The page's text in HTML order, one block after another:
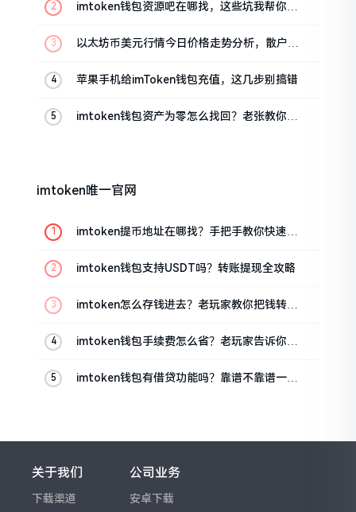
imtoken钱包资源吧在哪找，这些坑我帮你趟
以太坊币美元行情今日价格走势分析，散户如
苹果手机给imToken钱包充值，这几步别搞错
imtoken钱包资产为零怎么找回？老张教你几
imtoken唯一官网
imtoken提币地址在哪找？手把手教你快速查
imtoken钱包支持USDT吗？转账提现全攻略
imtoken怎么存钱进去？老玩家教你把钱转进
imtoken钱包手续费怎么省？老玩家告诉你几
imtoken钱包有借贷功能吗？靠谱不靠谱一文
关于我们
下载渠道
公司业务
安卓下载